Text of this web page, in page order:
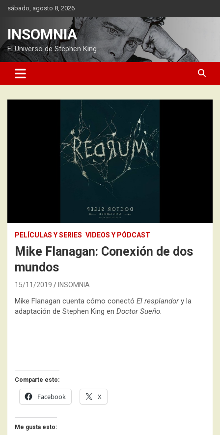
Saltarsábado, agosto 8, 2026
INSOMNIA
El Universo de Stephen King
PELÍCULAS Y SERIES VIDEOS Y PÓDCAST
Mike Flanagan: Conexión de dos
mundos
15/11/2019 INSOMNIA
Mike Flanagan cuenta cómo conectó El resplandory la
adaptación de Stephen King en Doctor Sueño.
Comparte esto:
Facebook X
Me gusta esto: